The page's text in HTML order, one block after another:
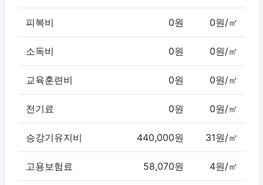
피복비 0원 0원/㎡
소독비 0원 0원/㎡
교육훈련비 0원 0원/㎡
전기료 0원 0원/㎡
승강기유지비 440,000원 31원/㎡
고용보험료 58,070원 4원/㎡